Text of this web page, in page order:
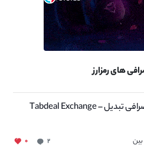
های رمزارز
نقد و بررسی صرافی تبدیل – Tabdeal Exchange
۲ ۰